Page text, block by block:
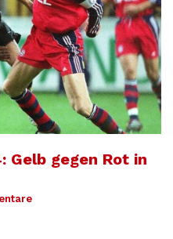
Gelb gegen Rot in